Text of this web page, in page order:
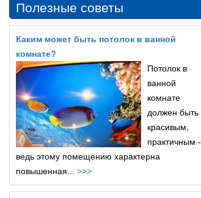
Полезные советы
Каким может быть потолок в ванной
комнате?
Потолок в
ванной
комнате
должен быть
красивым,
практичным -
ведь этому помещению характерна
повышенная... >>>